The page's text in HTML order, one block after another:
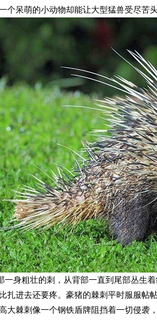
个呆萌的小动物却能让大型猛兽受尽苦
身粗壮的刺，从背部一直到尾部丛生
扎进去还要疼。豪猪的棘刺平时服服
大棘刺像一个钢铁盾牌阻挡着一切侵